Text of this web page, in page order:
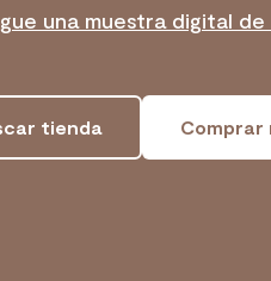
una muestra digital
tienda Comprar